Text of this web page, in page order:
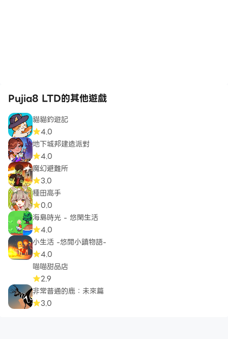
Pujia8 LTD的其他遊戲
貓貓釣遊記
4.0
地下城邦建造派對
4.0
魔幻避難所
3.0
種田高手
0.0
海島時光 - 悠閑生活
4.0
小生活 -悠閒小鎮物語-
4.0
喵喵甜品店
2.9
非常普通的鹿：未來篇
3.0